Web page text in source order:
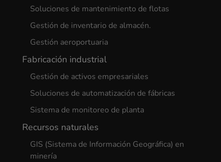
Soluciones de mantenimiento de flotas
Gestión de inventario de almacén.
Gestión aeroportuaria
Fabricación industrial
Gestión de activos empresariales
Soluciones de automatización de fábricas
Sistema de monitoreo de planta
Recursos naturales
GIS (Sistema de Información Geográfica) en
minería